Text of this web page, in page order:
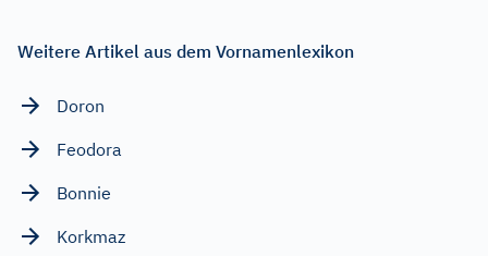
Weitere Artikel aus dem Vornamenlexikon
Doron
Feodora
Bonnie
Korkmaz